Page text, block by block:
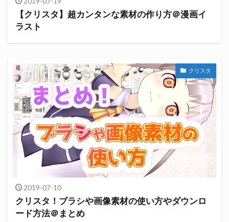
【クリスタ】超カンタンな素材の作り方＠漫画イ
ラスト
クリスタ
2019-07-10
クリスタ！ブラシや画像素材の使い方やダウンロ
ード方法＠まとめ